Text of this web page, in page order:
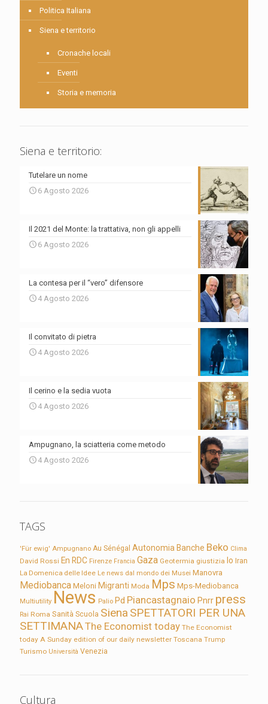
Politica Italiana
Siena e territorio
Cronache locali
Eventi
Storia e memoria
Siena e territorio:
Tutelare un nome
6 Agosto 2026
Il 2021 del Monte: la trattativa, non gli appelli
6 Agosto 2026
La contesa per il “vero” difensore
4 Agosto 2026
Il convitato di pietra
4 Agosto 2026
Il cerino e la sedia vuota
4 Agosto 2026
Ampugnano, la sciatteria come metodo
4 Agosto 2026
TAGS
'Für ewig' Ampugnano Au Sénégal Autonomia Banche Beko Clima
David Rossi En RDC Firenze Francia Gaza Geotermia giustizia Io Iran
La Domenica delle Idee Le news dal mondo dei Musei Manovra
Mediobanca Meloni Migranti Moda Mps Mps-Mediobanca
Multiutility News Palio Pd Piancastagnaio Pnrr press
Rai Roma Sanità Scuola Siena SPETTATORI PER UNA
SETTIMANAThe Economist today The Economist
today A Sunday edition of our daily newsletter Toscana Trump
Turismo Università Venezia
Cultura